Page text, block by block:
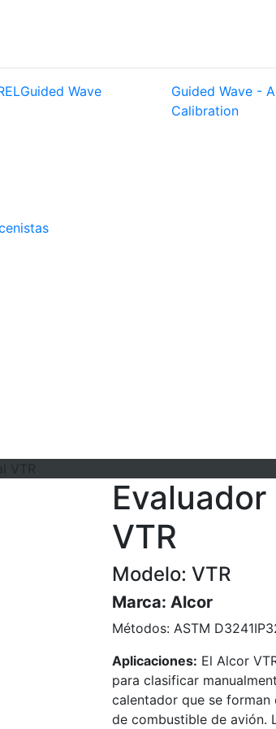
Guided Wave Guided Wave -
Calibration
VTR
Modelo: VTR
Marca:Alcor
Métodos:ASTM D3241
Aplicaciones: El Alcor
para clasificar
calentador que se
de combustible de avión.